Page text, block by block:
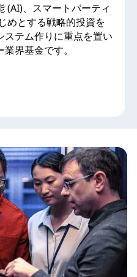
(AI)、スマートバーティ
めとする戦略的投資を
テム作りに重点を置い
界基金です。